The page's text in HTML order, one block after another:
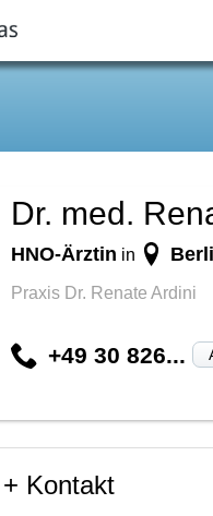
Dr. med.
HNO-Ärztin in
Praxis Dr. Renate Ardini
+49 30 826...
Kontakt